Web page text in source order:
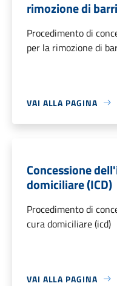
rimozione di
Procedimento di
per la rimozione di
VAI ALLA PAGINA
Concessione
domiciliare (ICD)
Procedimento di
cura domiciliare (icd)
VAI ALLA PAGINA